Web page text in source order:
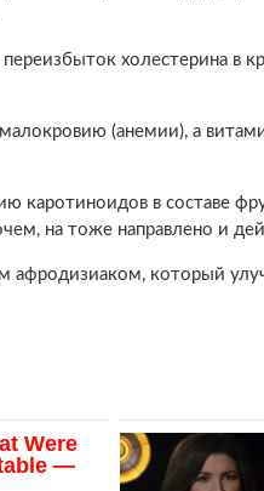
холестерина в
(анемии), а
каротиноидов в составе
на тоже направлено и
афродизиаком, который